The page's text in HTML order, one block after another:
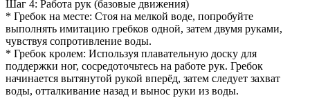
Шаг 4: Работа рук (базовые движения)
* Гребок на месте: Стоя на мелкой воде, попробуйте
выполнять имитацию гребков одной, затем двумя руками,
чувствуя сопротивление воды.
* Гребок кролем: Используя плавательную доску для
поддержки ног, сосредоточьтесь на работе рук. Гребок
начинается вытянутой рукой вперёд, затем следует захват
воды, отталкивание назад и вынос руки из воды.